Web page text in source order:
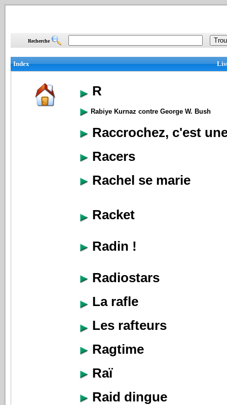
Recherche
Index
R
Rabiye Kurnaz contre George W. Bush
Raccrochez, c'est
Racers
Rachel se marie
Racket
Radin !
Radiostars
La rafle
Les rafteurs
Ragtime
Raï
Raid dingue